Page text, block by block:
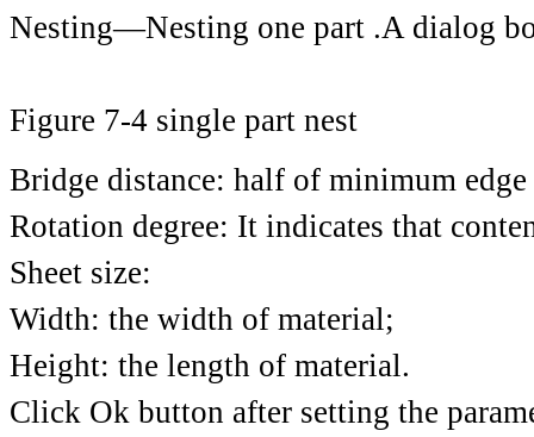
Nesting—Nesting one part .A dialog
Figure 7-4 single part nest
Bridge distance: half of minimum
Rotation degree: It indicates that
Sheet size:
Width: the width of material;
Height: the length of material.
Click Ok button after setting the